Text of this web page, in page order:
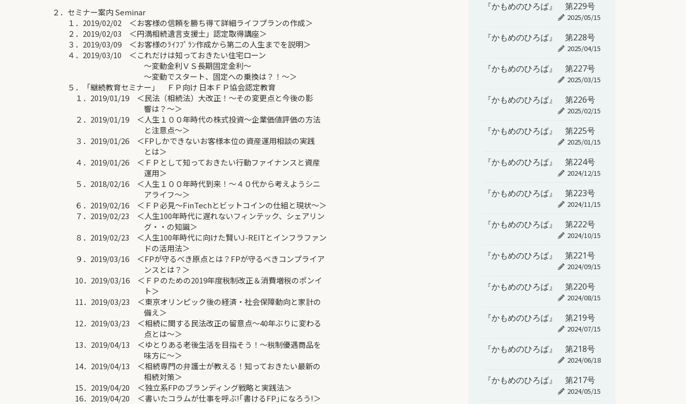
２．セミナー案内 Seminar
１．2019/02/02 ＜お客様の信頼を勝ち得て詳細ライフプランの作成＞
２．2019/02/03 ＜円満相続遺言支援士」認定取得講座＞
３．2019/03/09 ＜お客様のﾗｲﾌﾌﾟﾗﾝ作成から第二の人生までを説明＞
４．2019/03/10 ＜これだけは知っておきたい住宅ローン
～変動金利ＶＳ長期固定金利～
～変動でスタート、固定への乗換は？！～＞
５．「継続教育セミナー」 ＦＰ向け 日本ＦＰ協会認定教育
１．2019/01/19 ＜民法（相続法）大改正！～その変更点と今後の影
響は？～＞
２．2019/01/19 ＜人生１００年時代の株式投資～企業価値評価の方法
と注意点～＞
３．2019/01/26 ＜FPしかできないお客様本位の資産運用相談の実践
とは＞
４．2019/01/26 ＜ＦＰとして知っておきたい行動ファイナンスと資産
運用＞
５．2018/02/16 ＜人生１００年時代到来！～４０代から考えようシニ
アライフ～＞
６．2019/02/16 ＜ＦＰ必見～FinTechとビットコインの仕組と現状～＞
７．2019/02/23 ＜人生100年時代に遅れないフィンテック、シェアリン
グ・・の知識＞
８．2019/02/23 ＜人生100年時代に向けた賢いJ-REITとインフラファン
ドの活用法＞
９．2019/03/16 ＜FPが守るべき原点とは？FPが守るべきコンプライア
ンスとは？＞
10．2019/03/16 ＜ＦＰのための2019年度税制改正＆消費増税のポンイ
ト＞
11．2019/03/23 ＜東京オリンピック後の経済・社会保障動向と家計の
備え＞
12．2019/03/23 ＜相続に関する民法改正の留意点～40年ぶりに変わる
点とは～＞
13．2019/04/13 ＜ゆとりある老後生活を目指そう！～税制優遇商品を
味方に～＞
14．2019/04/13 ＜相続専門の弁護士が教える！知っておきたい最新の
相続対策＞
15．2019/04/20 ＜独立系FPのブランディング戦略と実践法＞
16．2019/04/20 ＜書いたコラムが仕事を呼ぶ!｢書けるFP｣になろう!＞
『かもめのひろば』 第229号
2025/05/15
『かもめのひろば』 第228号
2025/04/15
『かもめのひろば』 第227号
2025/03/15
『かもめのひろば』 第226号
2025/02/15
『かもめのひろば』 第225号
2025/01/15
『かもめのひろば』 第224号
2024/12/15
『かもめのひろば』 第223号
2024/11/15
『かもめのひろば』 第222号
2024/10/15
『かもめのひろば』 第221号
2024/09/15
『かもめのひろば』 第220号
2024/08/15
『かもめのひろば』 第219号
2024/07/15
『かもめのひろば』 第218号
2024/06/18
『かもめのひろば』 第217号
2024/05/15